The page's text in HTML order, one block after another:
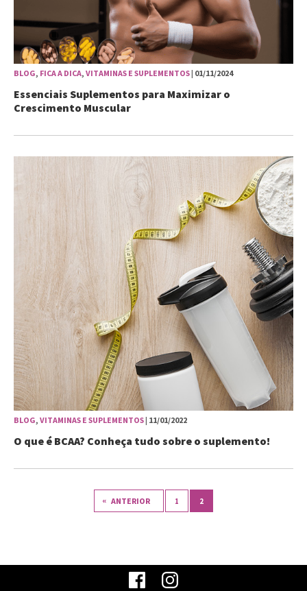
BLOG, FICA A DICA, VITAMINAS E SUPLEMENTOS| 01/11/2024
Essenciais Suplementos para Maximizar o
Crescimento Muscular
BLOG, VITAMINAS E SUPLEMENTOS| 11/01/2022
O que é BCAA? Conheça tudo sobre o suplemento!